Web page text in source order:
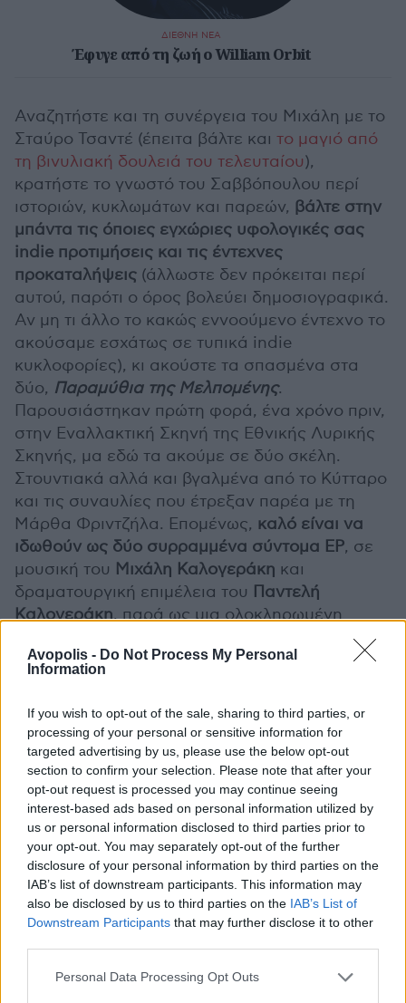
Avopolis - Do Not Process My Personal
Information
If you wish to opt-out of the sale, sharing to third parties, or
processing of your personal or sensitive information for
targeted advertising by us, please use the below opt-out
section to confirm your selection. Please note that after your
opt-out request is processed you may continue seeing
interest-based ads based on personal information utilized by
us or personal information disclosed to third parties prior to
your opt-out. You may separately opt-out of the further
disclosure of your personal information by third parties on the
IAB’s list of downstream participants. This information may
also be disclosed by us to third parties on the IAB’s List of
Downstream Participants that may further disclose it to other
Personal Data Processing Opt Outs
ΔΙΕΘΝΗ ΝΕΑ
Έφυγε από τη ζωή ο William Orbit
Αναζητήστε και τη συνέργεια του Μιχάλη με το
Σταύρο Τσαντέ (έπειτα βάλτε και το μαγιό από
τη βινυλιακή δουλειά του τελευταίου),
κρατήστε το γνωστό του Σαββόπουλου περί
ιστοριών, κυκλωμάτων και παρεών, βάλτε στην
μπάντα τις όποιες εγχώριες υφολογικές σας
indie προτιμήσεις και τις έντεχνες
προκαταλήψεις (άλλωστε δεν πρόκειται περί
αυτού, παρότι ο όρος βολεύει δημοσιογραφικά.
Αν μη τι άλλο το κακώς εννοούμενο έντεχνο το
ακούσαμε εσχάτως σε τυπικά indie
κυκλοφορίες), κι ακούστε τα σπασμένα στα
δύο, Παραμύθια της Μελπομένης.
Παρουσιάστηκαν πρώτη φορά, ένα χρόνο πριν,
στην Εναλλακτική Σκηνή της Εθνικής Λυρικής
Σκηνής, μα εδώ τα ακούμε σε δύο σκέλη.
Στουντιακά αλλά και βγαλμένα από το Κύτταρο
και τις συναυλίες που έτρεξαν παρέα με τη
Μάρθα Φριντζήλα. Επομένως, καλό είναι να
ιδωθούν ως δύο συρραμμένα σύντομα EP, σε
μουσική του Μιχάλη Καλογεράκη και
δραματουργική επιμέλεια του Παντελή
Καλογεράκη, παρά ως μια ολοκληρωμένη
συναντά το butoh και τις Ανθισμένες Κερασιές
όπως τις είδε ο Παντελής, όπου ακούμε τους
στίχους της Τώνιας Τζιρίτα - Ζαχαράτου, αλλά
και την ένωση των «25 Μαίου» τηςΚατερίνας
Γώγουμε την «Τρελή της Πόλης» τουΝίκου
Μοσχοβάκου, καθώς και τηΝεφέλη Φασούλη
στο «Κορίτσια» της Φριντζήλα. Στο εναρκτήριο
«Της Αγάπης» ) και στο τρίτο ( «Η Τρελή της
Πόλης») του πρώτου μέρους είναι που
πετυχαίνουν πολύ έξυπνα, φαινομενικά άκοπα,
την ιδανική αδιάσπαστη αλληλουχία των
τρόπων τους. Εκεί είναι που εκμεταλλεύονται
το αυτοτελές, τις μικρές εικόνες από τα